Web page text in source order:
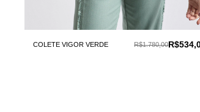
COLETE VIGOR VERDE R$1.780,00